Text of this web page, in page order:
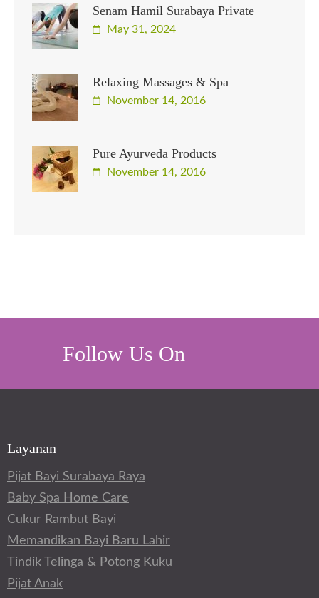
Senam Hamil Surabaya Private
May 31, 2024
Relaxing Massages & Spa
November 14, 2016
Pure Ayurveda Products
November 14, 2016
Follow Us On
Layanan
Pijat Bayi Surabaya Raya
Baby Spa Home Care
Cukur Rambut Bayi
Memandikan Bayi Baru Lahir
Tindik Telinga & Potong Kuku
Pijat Anak